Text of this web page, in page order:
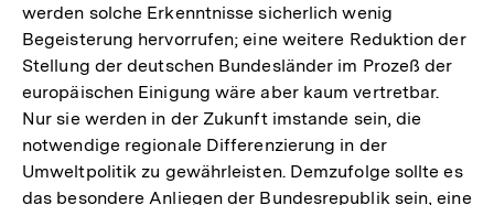
werden solche Erkenntnisse sicherlich wenig
Begeisterung hervorrufen; eine weitere Reduktion der
Stellung der deutschen Bundesländer im Prozeß der
europäischen Einigung wäre aber kaum vertretbar.
Nur sie werden in der Zukunft imstande sein, die
notwendige regionale Differenzierung in der
Umweltpolitik zu gewährleisten. Demzufolge sollte es
das besondere Anliegen der Bundesrepublik sein, eine